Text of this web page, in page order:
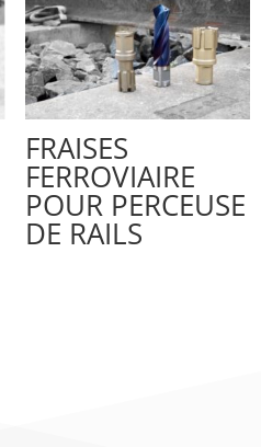
FRAISES
FERROVIAIRE
POUR PERCEUSE
DE RAILS